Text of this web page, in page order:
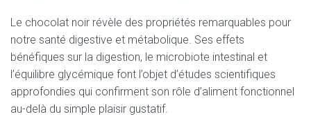
Le chocolat noir révèle des propriétés remarquables pour
notre santé digestive et métabolique. Ses effets
bénéfiques sur la digestion, le microbiote intestinal et
l’équilibre glycémique font l’objet d’études scientifiques
approfondies qui confirment son rôle d’aliment fonctionnel
au-delà du simple plaisir gustatif.